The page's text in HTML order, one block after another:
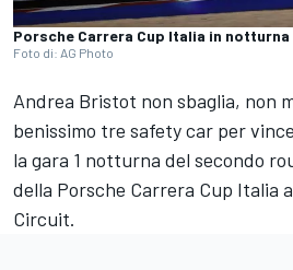
Porsche Carrera Cup Italia in notturna
Foto di: AG Photo
Andrea Bristot non sbaglia, non
benissimo tre safety car per
la gara 1 notturna del secondo
della Porsche Carrera Cup Italia
Circuit.